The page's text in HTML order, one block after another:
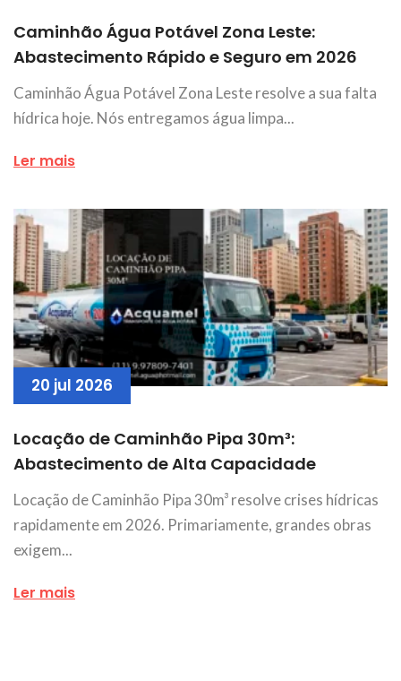
Caminhão Água Potável Zona Leste:
Abastecimento Rápido e Seguro em 2026
Caminhão Água Potável Zona Leste resolve a sua falta
hídrica hoje. Nós entregamos água limpa...
Ler mais
20 jul 2026
Locação de Caminhão Pipa 30m³:
Abastecimento de Alta Capacidade
Locação de Caminhão Pipa 30m³ resolve crises hídricas
rapidamente em 2026. Primariamente, grandes obras
exigem...
Ler mais